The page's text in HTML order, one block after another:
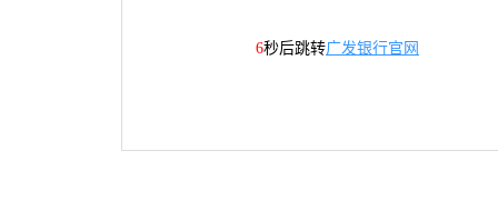
6秒后跳转广发银行官网